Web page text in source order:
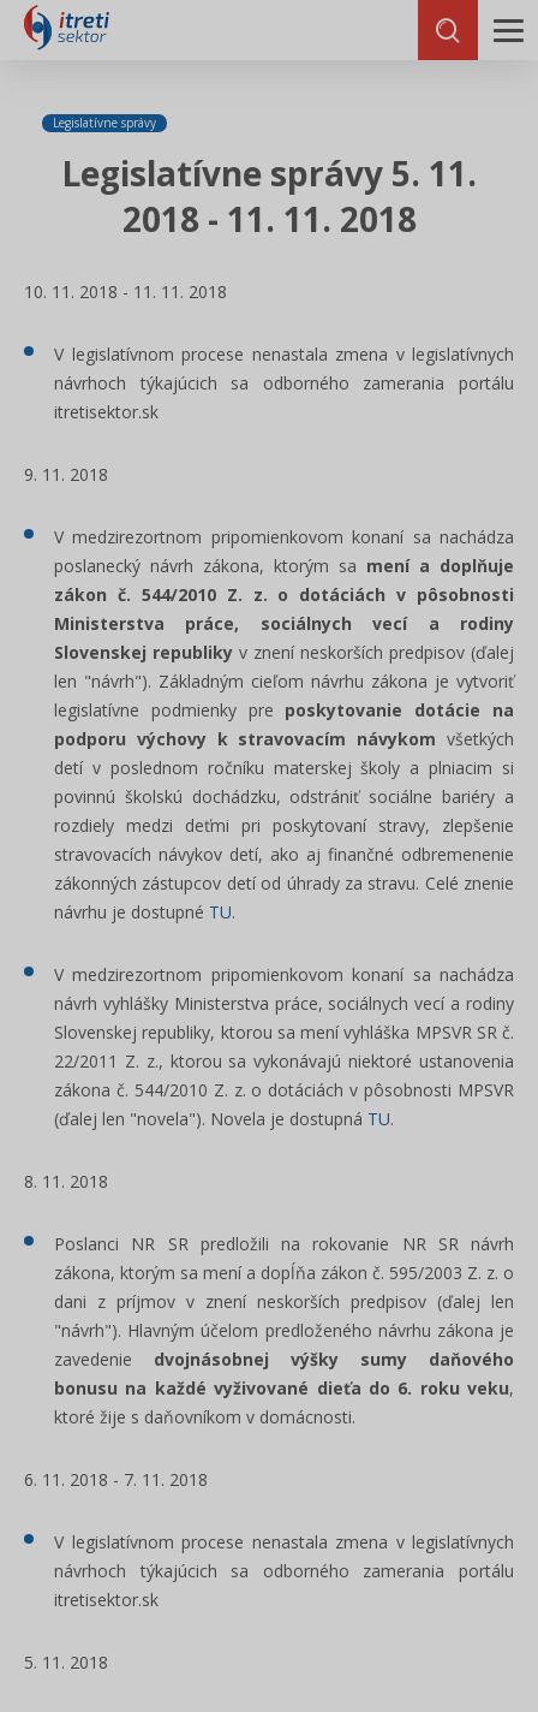
Legislatívne správy
Legislatívne správy 5. 11.
2018 - 11. 11. 2018
10. 11. 2018 - 11. 11. 2018
V legislatívnom procese nenastala zmena v legislatívnych
návrhoch týkajúcich sa odborného zamerania portálu
itretisektor.sk
9. 11. 2018
V medzirezortnom pripomienkovom konaní sa nachádza
poslanecký návrh zákona, ktorým sa mení a doplňuje
zákon č. 544/2010 Z. z. o dotáciách v pôsobnosti
Ministerstva práce, sociálnych vecí a rodiny
Slovenskej republiky v znení neskorších predpisov (ďalej
len "návrh"). Základným cieľom návrhu zákona je vytvoriť
legislatívne podmienky pre poskytovanie dotácie na
podporu výchovy k stravovacím návykom všetkých
detí v poslednom ročníku materskej školy a plniacim si
povinnú školskú dochádzku, odstrániť sociálne bariéry a
rozdiely medzi deťmi pri poskytovaní stravy, zlepšenie
stravovacích návykov detí, ako aj finančné odbremenenie
zákonných zástupcov detí od úhrady za stravu. Celé znenie
návrhu je dostupné TU.
V medzirezortnom pripomienkovom konaní sa nachádza
návrh vyhlášky Ministerstva práce, sociálnych vecí a rodiny
Slovenskej republiky, ktorou sa mení vyhláška MPSVR SR č.
22/2011 Z. z., ktorou sa vykonávajú niektoré ustanovenia
zákona č. 544/2010 Z. z. o dotáciách v pôsobnosti MPSVR
(ďalej len "novela"). Novela je dostupná TU.
8. 11. 2018
Poslanci NR SR predložili na rokovanie NR SR návrh
zákona, ktorým sa mení a dopĺňa zákon č. 595/2003 Z. z. o
dani z príjmov v znení neskorších predpisov (ďalej len
"návrh"). Hlavným účelom predloženého návrhu zákona je
zavedenie dvojnásobnej výšky sumy daňového
bonusu na každé vyživované dieťa do 6. roku veku,
ktoré žije s daňovníkom v domácnosti.
6. 11. 2018 - 7. 11. 2018
V legislatívnom procese nenastala zmena v legislatívnych
návrhoch týkajúcich sa odborného zamerania portálu
itretisektor.sk
5. 11. 2018